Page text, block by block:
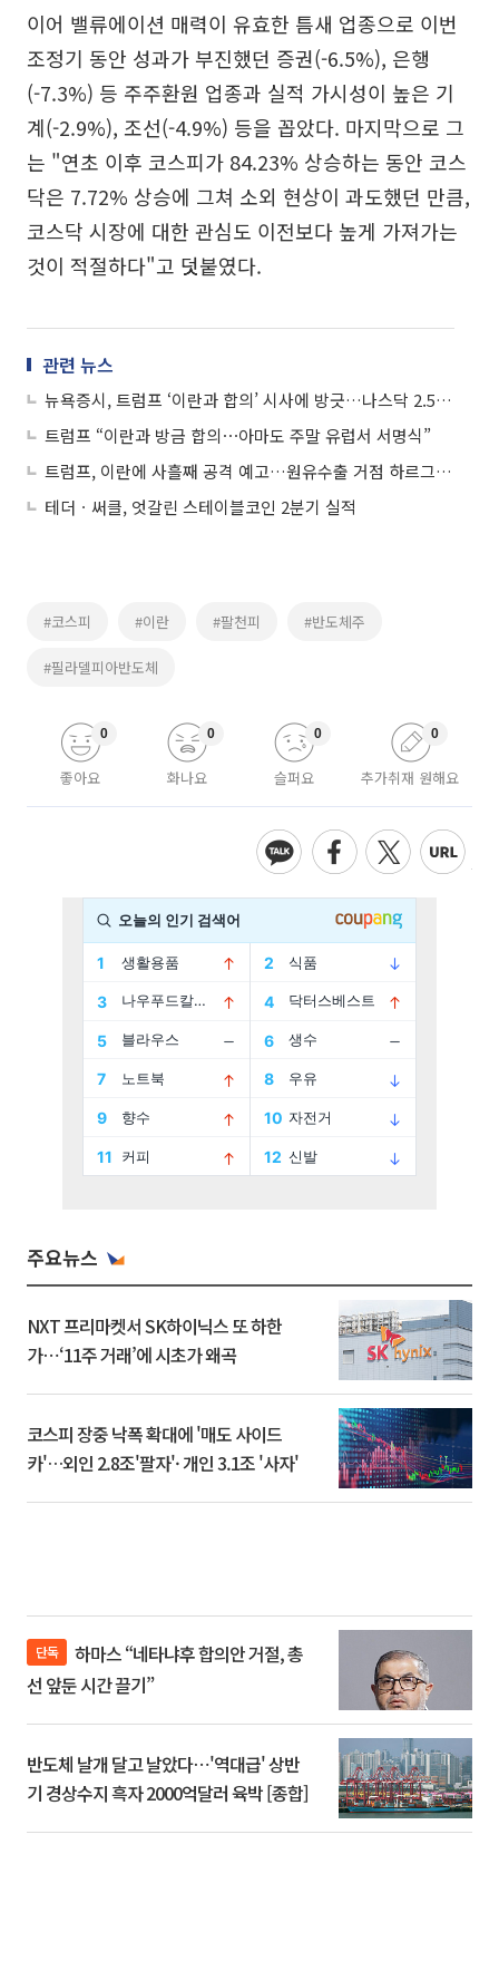
이어 밸류에이션 매력이 유효한 틈새 업종으로 이번
조정기 동안 성과가 부진했던 증권(-6.5%), 은행
(-7.3%) 등 주주환원 업종과 실적 가시성이 높은 기
계(-2.9%), 조선(-4.9%) 등을 꼽았다. 마지막으로 그
는 "연초 이후 코스피가 84.23% 상승하는 동안 코스
닥은 7.72% 상승에 그쳐 소외 현상이 과도했던 만큼,
코스닥 시장에 대한 관심도 이전보다 높게 가져가는
것이 적절하다"고 덧붙였다.
관련 뉴스
뉴욕증시, 트럼프 ‘이란과 합의’ 시사에 방긋…나스닥 2.54%↑
트럼프 “이란과 방금 합의⋯아마도 주말 유럽서 서명식”
트럼프, 이란에 사흘째 공격 예고…원유수출 거점 하르그섬 점령 위협
테더ㆍ써클, 엇갈린 스테이블코인 2분기 실적
#코스피 #이란 #팔천피 #반도체주
#필라델피아반도체
좋아요
0
화나요
0
슬퍼요
0
추가취재 원해요
0
주요뉴스
NXT 프리마켓서 SK하이닉스 또 하한
가⋯‘11주 거래’에 시초가 왜곡
코스피 장중 낙폭 확대에 '매도 사이드
카'…외인 2.8조'팔자'· 개인 3.1조 '사자'
단독
선 앞둔 시간 끌기”
반도체 날개 달고 날았다⋯'역대급' 상반
기 경상수지 흑자 2000억달러 육박 [종합]